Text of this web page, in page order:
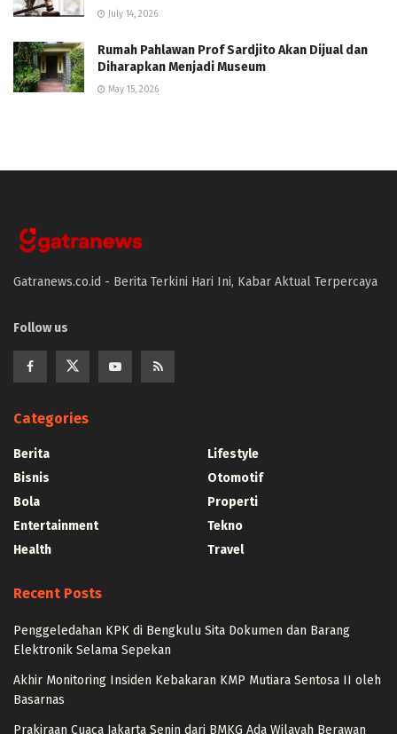
July 14, 2026
Rumah Pahlawan Prof Sardjito Akan Dijual dan
Diharapkan Menjadi Museum
May 15, 2026
Gatranews.co.id - Berita Terkini Hari Ini, Kabar Aktual Terpercaya
Follow us
Categories
Berita
Bisnis
Bola
Entertainment
Health
Lifestyle
Otomotif
Properti
Tekno
Travel
Recent Posts
Penggeledahan KPK di Bengkulu Sita Dokumen dan Barang
Elektronik Selama Sepekan
Akhir Monitoring Insiden Kebakaran KMP Mutiara Sentosa II oleh
Basarnas
Prakiraan Cuaca Jakarta Senin dari BMKG Ada Wilayah Berawan